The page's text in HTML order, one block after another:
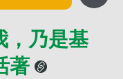
乃是基
著